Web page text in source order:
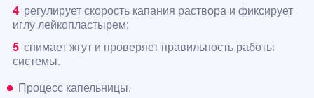
регулирует скорость капания раствора и фиксирует
иглу лейкопластырем;
снимает жгут и проверяет правильность работы
системы.
Процесс капельницы.